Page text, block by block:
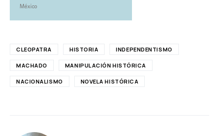
México
CLEOPATRA HISTORIA INDEPENDENTISMO
MACHADO MANIPULACIÓN HISTÓRICA
NACIONALISMO NOVELA HISTÓRICA